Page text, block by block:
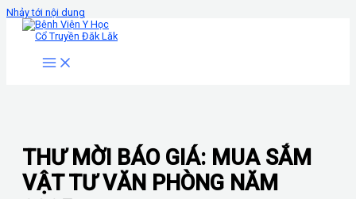
Nhảy tới nội dung
THƯ MỜI BÁO GIÁ: MUA SẮM
VẬT TƯ VĂN PHÒNG NĂM